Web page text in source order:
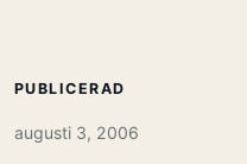
PUBLICERAD
augusti 3, 2006